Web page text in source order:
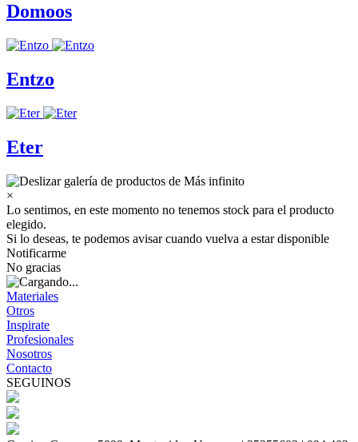
Domoos
Entzo
Eter
×
Lo sentimos, en este momento no tenemos stock para el producto
elegido.
Si lo deseas, te podemos avisar cuando vuelva a estar disponible
Notificarme
No gracias
Materiales
Otros
Inspirate
Profesionales
Nosotros
Contacto
SEGUINOS